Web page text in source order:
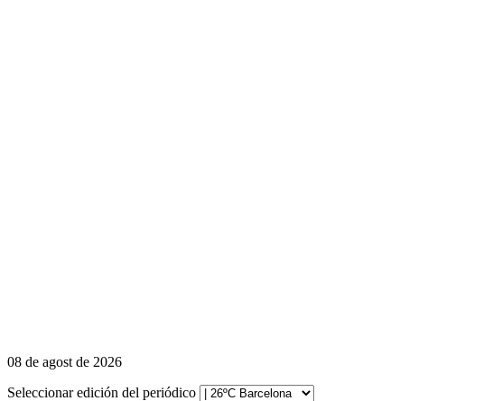
08 de agost de 2026
Seleccionar edición del periódico